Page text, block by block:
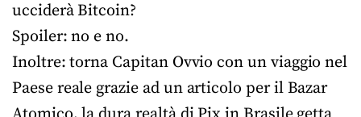
ucciderà Bitcoin?
Spoiler: no e no.
Inoltre: torna Capitan Ovvio con un viaggio nel
Paese reale grazie ad un articolo per il Bazar